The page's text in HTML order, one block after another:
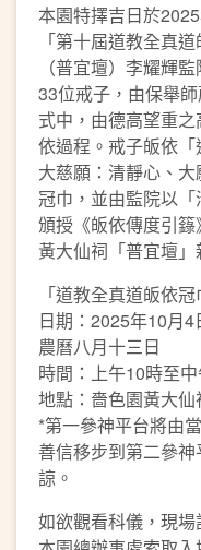
本園特擇吉日於
「第十屆道教全真
（普宜壇）李耀輝
33位戒子，由保舉
式中，由德高望重
依過程。戒子皈依
大慈願：清靜心、
冠巾，並由監院以
頒授《皈依傳度引
黃大仙祠「普宜壇」
「道教全真道皈依
日期：2025年10月4
農曆八月十三日
時間：上午10時至
地點：嗇色園黃大
*第一參神平台將由
善信移步到第二參
諒。
如欲觀看科儀，現